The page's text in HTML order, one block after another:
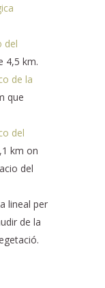
del
4,5 km.
de la
que
del
km on
del
lineal per
de la